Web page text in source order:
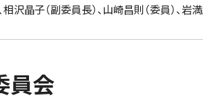
沢晶子（副委員長）、山崎昌則（委員）、岩
員会